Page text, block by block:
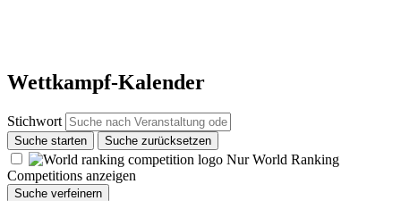
Wettkampf-Kalender
Stichwort
Suche starten Suche zurücksetzen
Nur World Ranking
Competitions anzeigen
Suche verfeinern